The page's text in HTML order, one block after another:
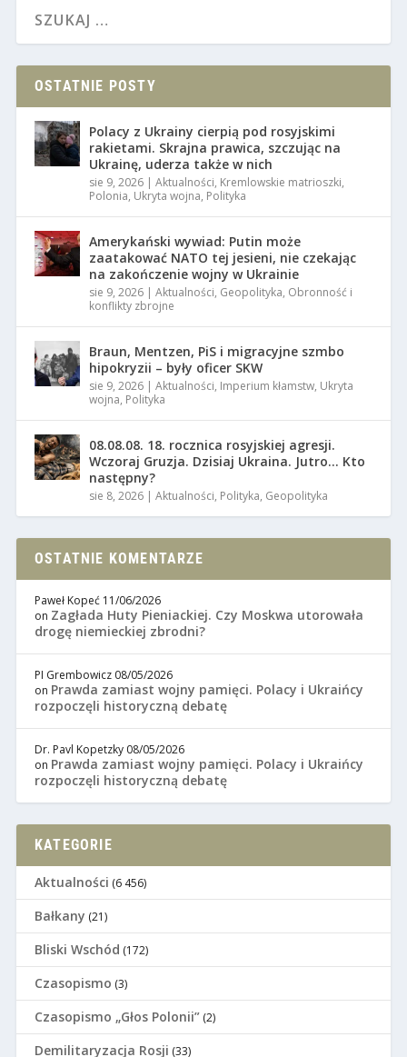
OSTATNIE POSTY
Polacy z Ukrainy cierpią pod rosyjskimi
rakietami. Skrajna prawica, szczując na
Ukrainę, uderza także w nich
sie 9, 2026| Aktualności, Kremlowskie matrioszki,
Polonia, Ukryta wojna, Polityka
Amerykański wywiad: Putin może
zaatakować NATO tej jesieni, nie czekając
na zakończenie wojny w Ukrainie
sie 9, 2026| Aktualności, Geopolityka, Оbronność i
konflikty zbrojne
Braun, Mentzen, PiS i migracyjne szmbo
hipokryzii – były oficer SKW
sie 9, 2026| Aktualności, Imperium kłamstw, Ukryta
wojna, Polityka
08.08.08. 18. rocznica rosyjskiej agresji.
Wczoraj Gruzja. Dzisiaj Ukraina. Jutro… Kto
następny?
sie 8, 2026| Aktualności, Polityka, Geopolityka
OSTATNIE KOMENTARZE
Paweł Kopeć 11/06/2026
on Zagłada Huty Pieniackiej. Czy Moskwa utorowała
drogę niemieckiej zbrodni?
PI Grembowicz 08/05/2026
on Prawda zamiast wojny pamięci. Polacy i Ukraińcy
rozpoczęli historyczną debatę
Dr. Pavl Kopetzky 08/05/2026
on Prawda zamiast wojny pamięci. Polacy i Ukraińcy
rozpoczęli historyczną debatę
KATEGORIE
Aktualności (6 456)
Bałkany (21)
Bliski Wschód (172)
Czasopismo (3)
Czasopismo „Głos Polonii”(2)
Demilitaryzacja Rosji (33)